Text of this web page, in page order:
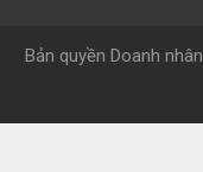
Bản quyền Doanh